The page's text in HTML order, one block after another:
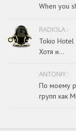
When you
RADIOLA :
Tokio Hotel
Хотя и...
ANTONIY :
По моему
групп как